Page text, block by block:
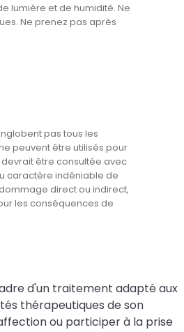
lumière et de humidité. Ne
Ne prenez pas après
pas tous les
peuvent être utilisés pour
être consultée avec
caractère indéniable de
direct ou indirect,
les conséquences de
d'un traitement adapté aux
thérapeutiques de son
ou participer à la prise